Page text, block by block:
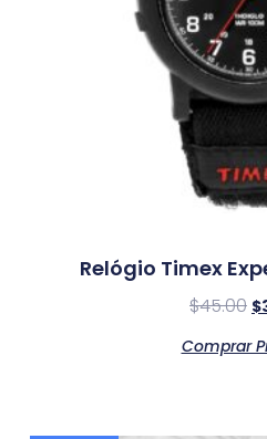
Relógio Timex
$45.00 $
Comprar